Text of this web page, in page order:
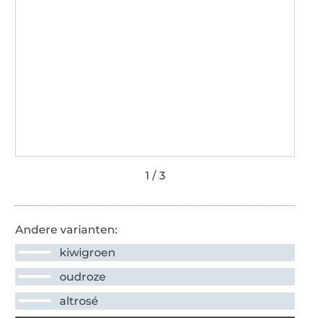
Andere varianten:
kiwigroen
oudroze
altrosé